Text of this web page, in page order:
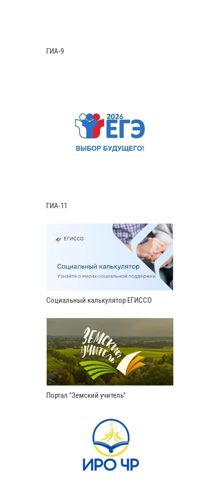
ГИА-9
ГИА-11
Социальный калькулятор ЕГИССО
Портал "Земский учитель"